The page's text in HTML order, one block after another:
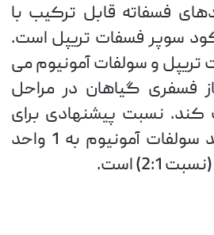
فسفاته قابل ترکیب با
سوپر فسفات تریپل است.
و سولفات آمونیوم می
فسفری گیاهان در مراحل
نسبت پیشنهادی برای
این ترکیب، 2 واحد سولفات آمونیوم به 1 واحد
است.